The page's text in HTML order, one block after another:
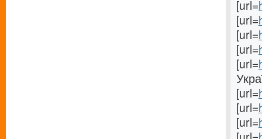
[url=
[url=
[url=
[url=
[url=
[url=
[url=
[url=